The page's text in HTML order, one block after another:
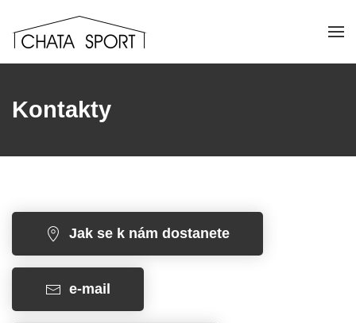
Přejít na hlavní obsah
Kontakty
Jak se k nám dostanete
e-mail